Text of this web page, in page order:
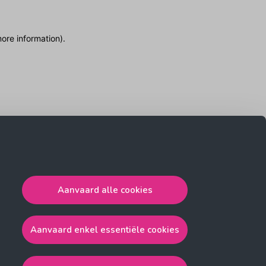
Aanvaard alle cookies
Aanvaard enkel essentiële cookies
information).